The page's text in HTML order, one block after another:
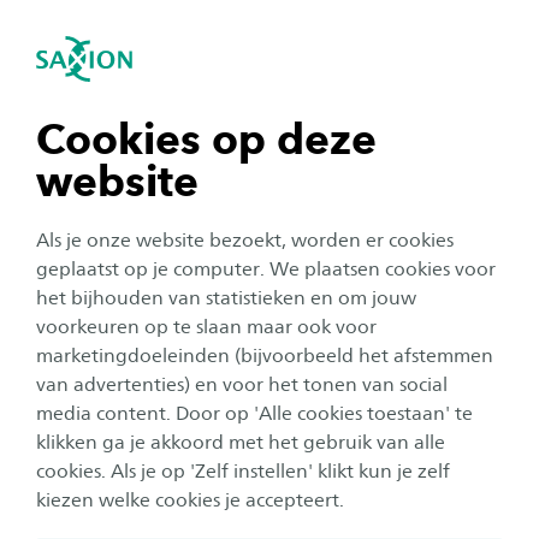
Cookies op deze
website
Als je onze website bezoekt, worden er cookies
geplaatst op je computer. We plaatsen cookies voor
het bijhouden van statistieken en om jouw
voorkeuren op te slaan maar ook voor
marketingdoeleinden (bijvoorbeeld het afstemmen
van advertenties) en voor het tonen van social
media content. Door op 'Alle cookies toestaan' te
klikken ga je akkoord met het gebruik van alle
cookies. Als je op 'Zelf instellen' klikt kun je zelf
kiezen welke cookies je accepteert.
Navigatie openen
tonen
tonen
tonen
tonen
sluiten
Bedrijfskunde
Subnavigatie tonen
Toelatingseisen 2026-2027
Om te beginnen met deze deeltijd opleiding
moet je voldoen aan de toelatingseisen. Kijk
hieronder welke vooropleiding, welk profiel en
welke vakken je nodig hebt voor toelating.
Daarnaast beschik je over een relevante
praktijkomgeving.
Persoonlijk Studieadvies op maat gesprek
Benieuwd of deze opleiding bij je past? Vraag dan
een Studieadvies op maat gesprek aan. Dit gesprek
is zowel informerend als adviserend.